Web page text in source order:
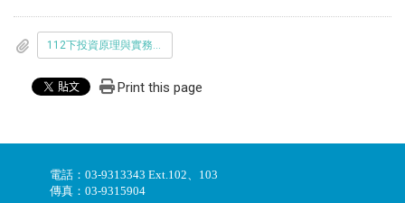
Print this page
電話：03-9313343 Ext.102、103
傳真：03-9315904